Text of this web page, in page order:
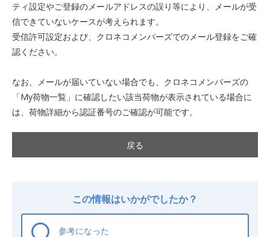
ティ設定やご登録のメールアドレスの誤り等により、メールが受
信できていないケースが考えられます。
受信許可設定および、クロネコメンバーズでのメール登録をご確
認ください。
なお、メールが届いていない場合でも、クロネコメンバーズの
「My荷物一覧」に確認したい該当荷物が表示されている場合に
は、荷物詳細から認証番号のご確認が可能です。
戻る
この情報はいかがでしたか？
参考になった